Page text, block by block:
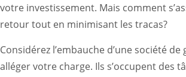
votre investissement. Mais comment
retour tout en minimisant les tracas?
Considérez l’embauche d’une société
alléger votre charge. Ils s’occupent des